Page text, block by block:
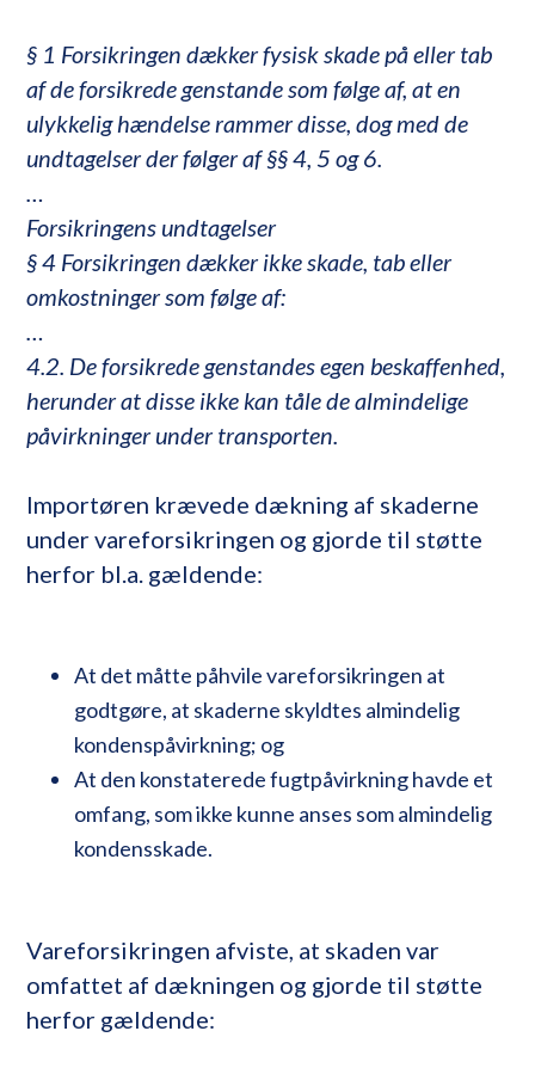
§ 1 Forsikringen dækker fysisk skade på eller tab
af de forsikrede genstande som følge af, at en
ulykkelig hændelse rammer disse, dog med de
undtagelser der følger af §§ 4, 5 og 6.
…
Forsikringens undtagelser
§ 4 Forsikringen dækker ikke skade, tab eller
omkostninger som følge af:
…
4.2. De forsikrede genstandes egen beskaffenhed,
herunder at disse ikke kan tåle de almindelige
påvirkninger under transporten.
Importøren krævede dækning af skaderne
under vareforsikringen og gjorde til støtte
herfor bl.a. gældende:
At det måtte påhvile vareforsikringen at
godtgøre, at skaderne skyldtes almindelig
kondenspåvirkning; og
At den konstaterede fugtpåvirkning havde et
omfang, som ikke kunne anses som almindelig
kondensskade.
Vareforsikringen afviste, at skaden var
omfattet af dækningen og gjorde til støtte
herfor gældende: